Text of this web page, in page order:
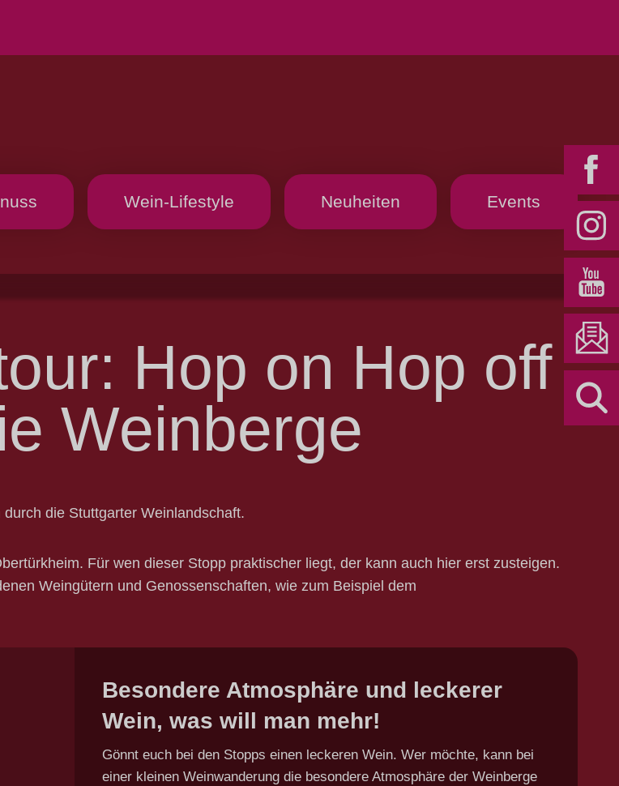
Wein-Lifestyle Neuheiten Events
Hop on Hop off
Weinberge
die Stuttgarter Weinlandschaft.
Für wen dieser Stopp praktischer liegt, der kann auch hier erst zusteigen.
Weingütern und Genossenschaften, wie zum Beispiel dem
Besondere Atmosphäre und leckerer
Wein, was will man mehr!
Gönnt euch bei den Stopps einen leckeren Wein. Wer möchte, kann bei
einer kleinen Weinwanderung die besondere Atmosphäre der Weinberge